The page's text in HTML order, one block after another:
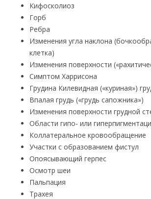
Кифосколиоз
Горб
Ребра
Изменения угла наклона
клетка)
Изменения поверхности
Симптом Харрисона
Грудина Килевидная («куриная»)
Впалая грудь («грудь сапожника»)
Изменения поверхности грудной
Области гипо- или
Коллатеральное кровообращение
Участки с образованием фистул
Опоясывающий герпес
Осмотр шеи
Пальпация
Трахея